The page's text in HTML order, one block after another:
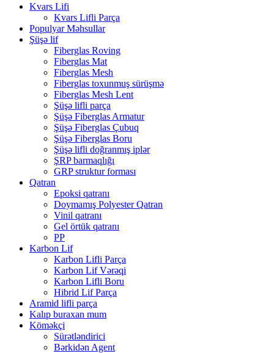
Kvars Lifi
Kvars Lifli Parça
Populyar Məhsullar
Şüşə lif
Fiberglas Roving
Fiberglas Mat
Fiberglas Mesh
Fiberglas toxunmuş sürüşmə
Fiberglas Mesh Lent
Şüşə lifli parça
Şüşə Fiberglas Armatur
Şüşə Fiberglas Çubuq
Şüşə Fiberglas Boru
Şüşə lifli doğranmış iplər
ŞRP barmaqlığı
GRP struktur forması
Qatran
Epoksi qatranı
Doymamış Polyester Qatran
Vinil qatranı
Gel örtük qatranı
PP
Karbon Lif
Karbon Lifli Parça
Karbon Lif Vərəqi
Karbon Lifli Boru
Hibrid Lif Parça
Aramid lifli parça
Kalıp buraxan mum
Köməkçi
Sürətləndirici
Bərkidən Agent